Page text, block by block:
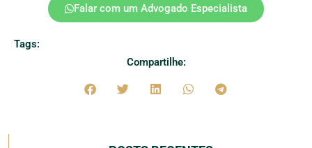
Falar com um Advogado Especialista
Tags:
Compartilhe: